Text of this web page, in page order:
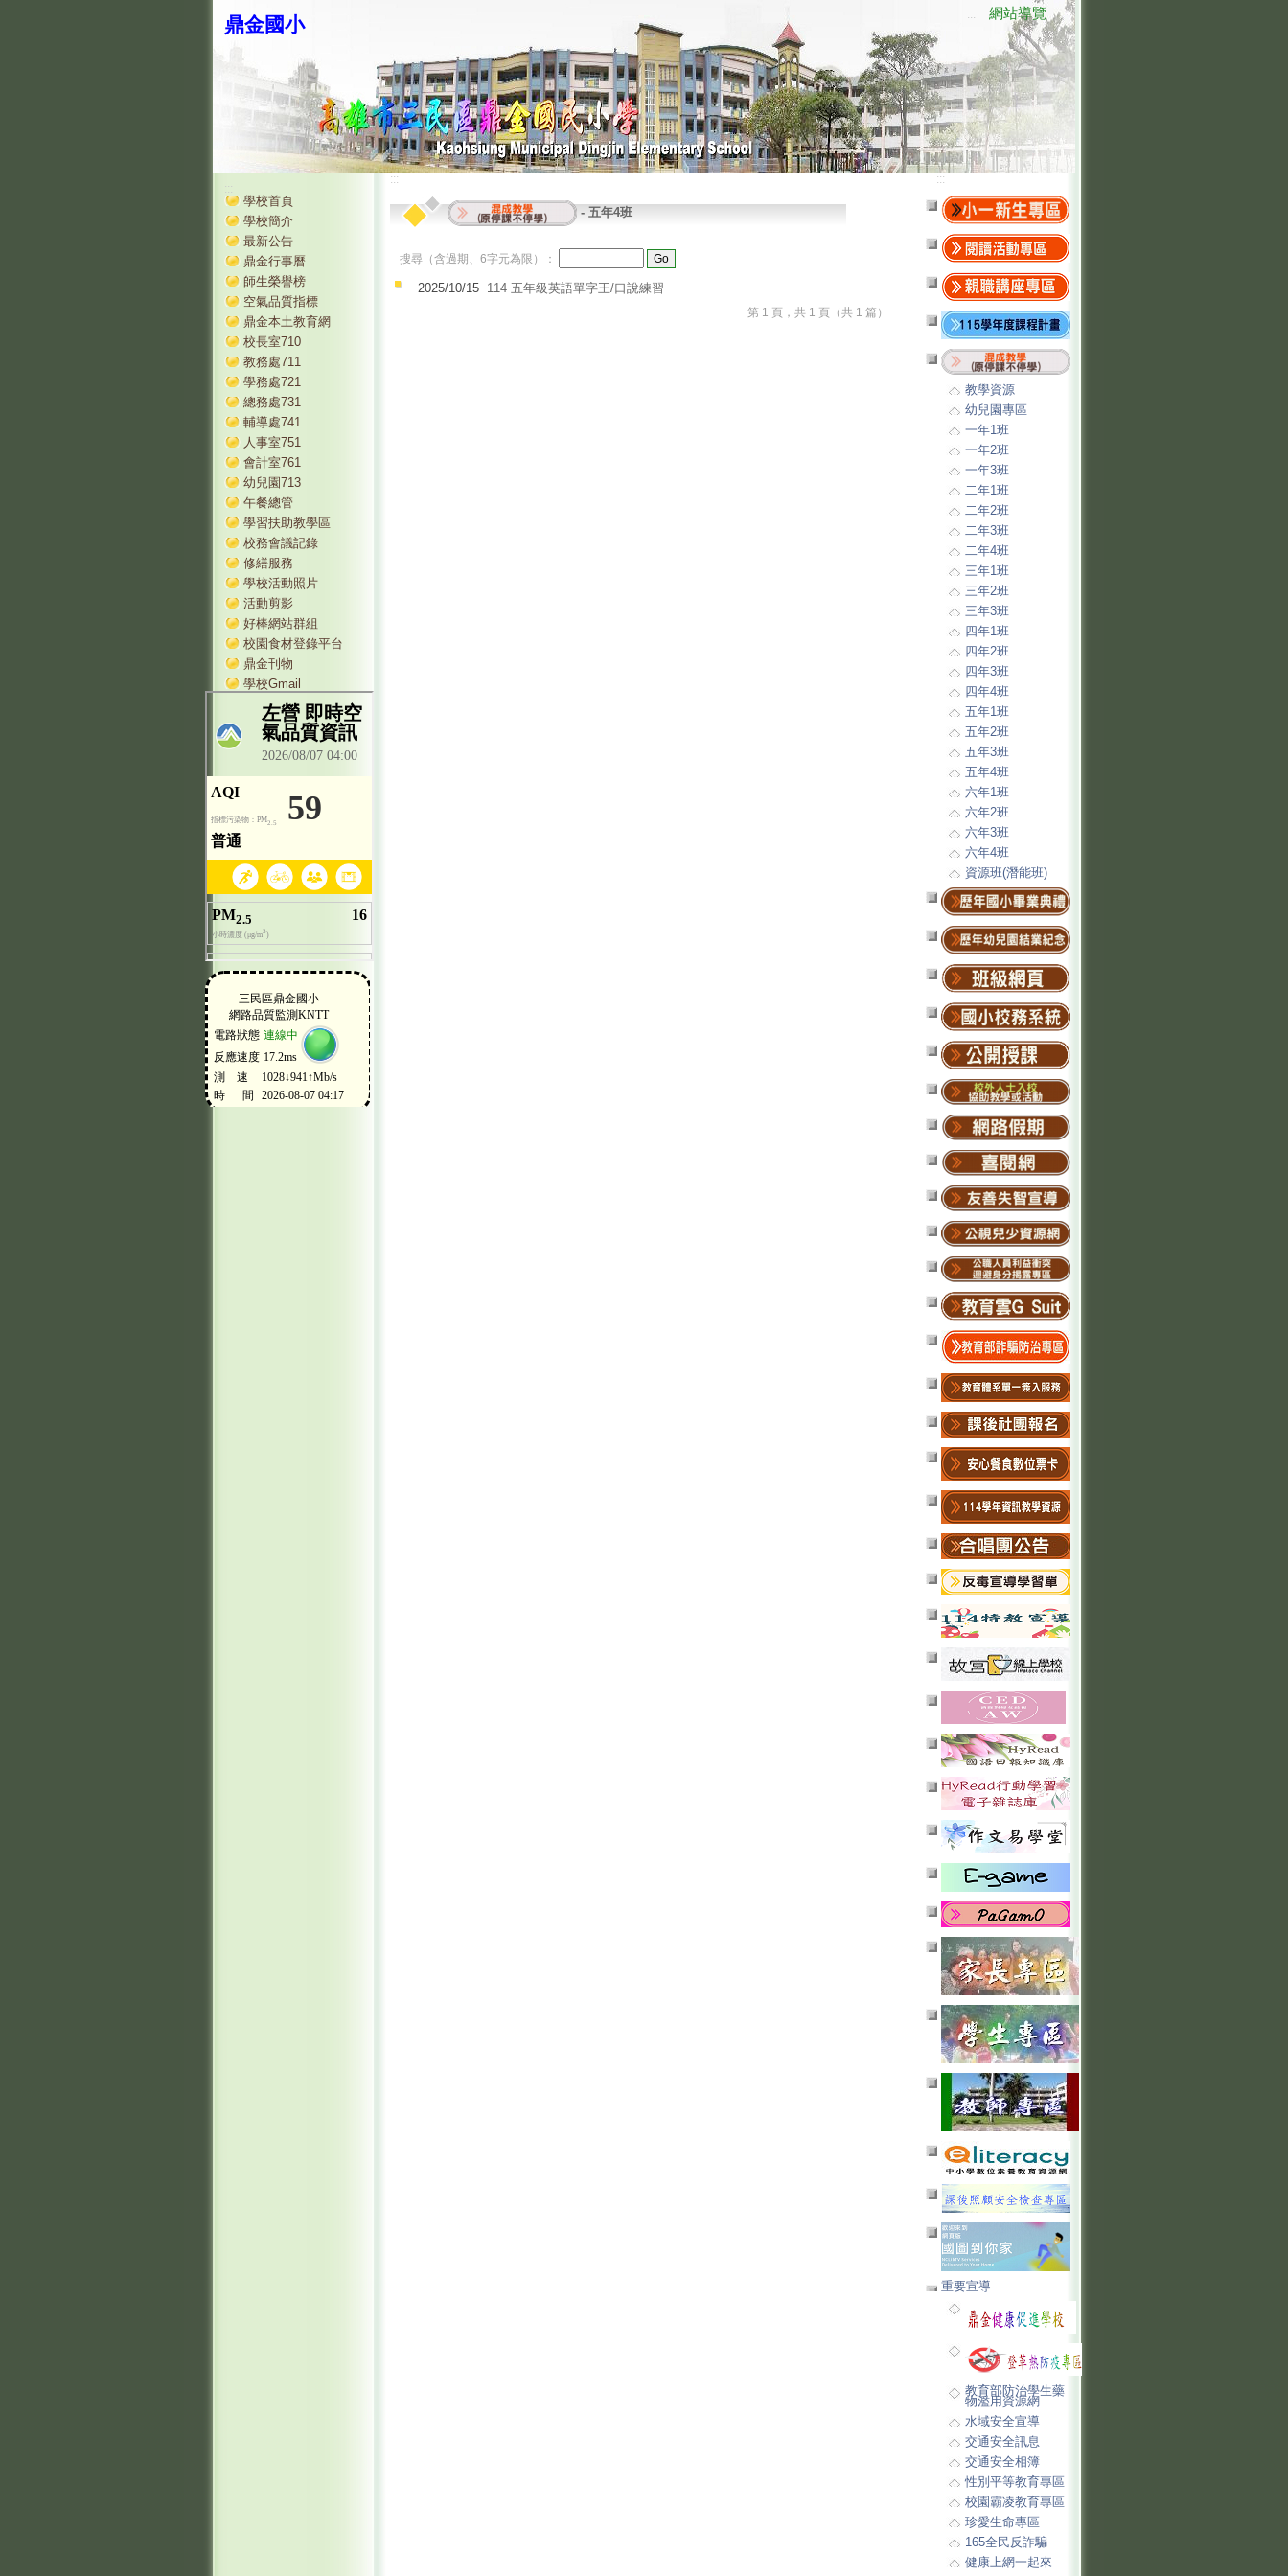
::: 網站導覽
鼎金國小
:::
學校首頁
學校簡介
最新公告
鼎金行事曆
師生榮譽榜
空氣品質指標
鼎金本土教育網
校長室710
教務處711
學務處721
總務處731
輔導處741
人事室751
會計室761
幼兒園713
午餐總管
學習扶助教學區
校務會議記錄
修繕服務
學校活動照片
活動剪影
好棒網站群組
校園食材登錄平台
鼎金刊物
學校Gmail
:::
- 五年4班
搜尋（含過期、6字元為限）：
2025/10/15 114 五年級英語單字王/口說練習
第 1 頁，共 1 頁（共 1 篇）
:::
教學資源
幼兒園專區
一年1班
一年2班
一年3班
二年1班
二年2班
二年3班
二年4班
三年1班
三年2班
三年3班
四年1班
四年2班
四年3班
四年4班
五年1班
五年2班
五年3班
五年4班
六年1班
六年2班
六年3班
六年4班
資源班(潛能班)
重要宣導
教育部防治學生藥
物濫用資源網
水域安全宣導
交通安全訊息
交通安全相簿
性別平等教育專區
校園霸凌教育專區
珍愛生命專區
165全民反詐騙
健康上網一起來